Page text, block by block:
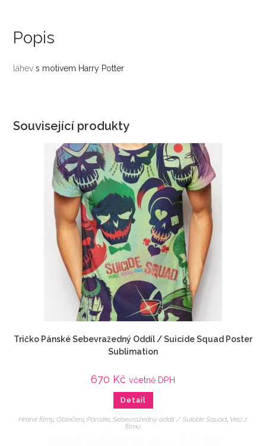
Popis
láhev s motivem Harry Potter
Související produkty
Tričko Pánské Sebevražedný Oddíl / Suicide Squad Poster
Sublimation
670 Kč včetně DPH
Detail
Hrané filmy, Oblečení, Pánské, Sebevražedný oddíl / Suicide Squad, Veci z
filmu